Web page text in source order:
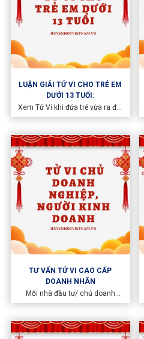
LUẬN GIẢI TỬ VI CHO TRẺ EM
DƯỚI 13 TUỔI:
Xem Tử Vi khi đứa trẻ vừa ra đời
sẽ giúp cha mẹ có được tấm bản
tất cả các mặt trong tương lai
giúp cha mẹ biết cách định
TƯ VẤN TỬ VI CAO CẤP
DOANH NHÂN
Mỗi nhà đầu tư/ chủ doanh
nghiệp chính là xem xét về vận
được tiến trình sắp tới trước khi
quyết định cải tổ hay đầu tư.